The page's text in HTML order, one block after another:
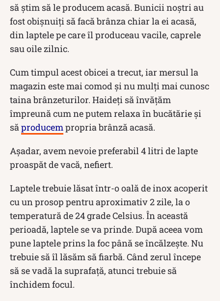
să știm să le producem acasă. Bunicii noștri au
fost obișnuiți să facă brânza chiar la ei acasă,
din laptele pe care îl produceau vacile, caprele
sau oile zilnic.
Cum timpul acest obicei a trecut, iar mersul la
magazin este mai comod și nu mulți mai cunosc
taina brânzeturilor. Haideți să învățăm
împreună cum ne putem relaxa în bucătărie și
săproducempropria brânză acasă.
Așadar, avem nevoie preferabil 4 litri de lapte
proaspăt de vacă, nefiert.
Laptele trebuie lăsat într-o oală de inox acoperit
cu un prosop pentru aproximativ 2 zile, la o
temperatură de 24 grade Celsius. În această
perioadă, laptele se va prinde. După aceea vom
pune laptele prins la foc până se încălzește. Nu
trebuie să îl lăsăm să fiarbă. Când zerul începe
să se vadă la suprafață, atunci trebuie să
închidem focul.